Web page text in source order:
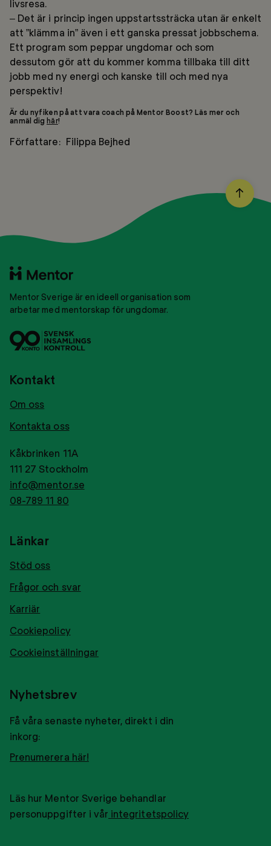
livsresa.
– Det är i princip ingen uppstartssträcka utan är enkelt
att ”klämma in” även i ett ganska pressat jobbschema.
Ett program som peppar ungdomar och som
dessutom gör att du kommer komma tillbaka till ditt
jobb med ny energi och kanske till och med nya
perspektiv!
Är du nyfiken på att vara coach på Mentor Boost? Läs mer och
anmäl dig här!
Författare: Filippa Bejhed
BACK
TO
Till
Mentor Sverige är en ideell organisation som
arbetar med mentorskap för ungdomar.
Svensk
insamlingskontroll
Kontakt
Om oss
Kontakta oss
Kåkbrinken 11A
111 27 Stockholm
info@mentor.se
08-789 11 80
Länkar
Stöd oss
Frågor och svar
Karriär
Cookiepolicy
Cookieinställningar
Nyhetsbrev
Få våra senaste nyheter, direkt i din
inkorg:
Prenumerera här!
Läs hur Mentor Sverige behandlar
personuppgifter i vår integritetspolicy